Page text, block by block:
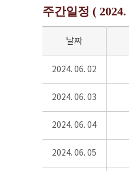
주간일정 ( 2024.
날짜
2024. 06. 02
2024. 06. 03
2024. 06. 04
2024. 06. 05